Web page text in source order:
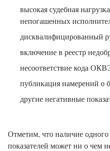
высокая судебная
непогашенных
дисквалифицированный
включение в реестр
несоответствие кода
публикация намерений о
другие негативные
Отметим, что наличие
показателей может ни о чем